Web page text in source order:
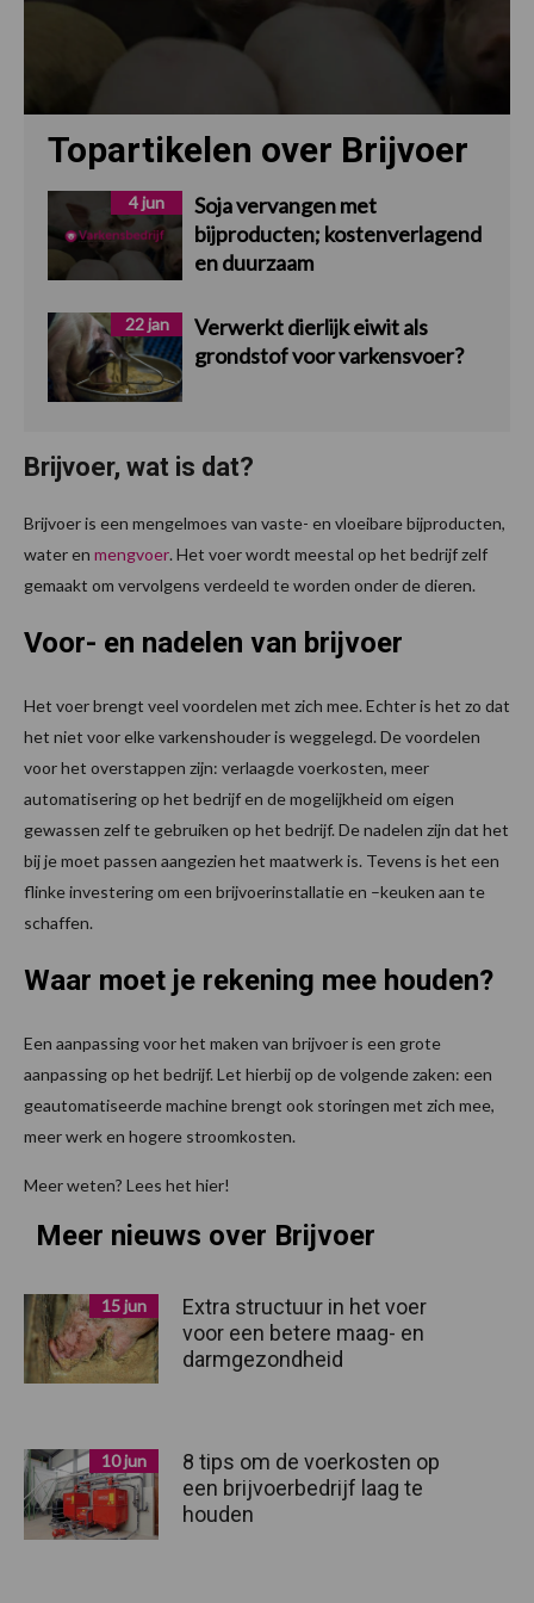
Topartikelen over Brijvoer
4 jun
Soja vervangen met
bijproducten; kostenverlagend
en duurzaam
22 jan
Verwerkt dierlijk eiwit als
grondstof voor varkensvoer?
Brijvoer, wat is dat?
Brijvoer is een mengelmoes van vaste- en vloeibare bijproducten,
water en mengvoer. Het voer wordt meestal op het bedrijf zelf
gemaakt om vervolgens verdeeld te worden onder de dieren.
Voor- en nadelen van brijvoer
Het voer brengt veel voordelen met zich mee. Echter is het zo dat
het niet voor elke varkenshouder is weggelegd. De voordelen
voor het overstappen zijn: verlaagde voerkosten, meer
automatisering op het bedrijf en de mogelijkheid om eigen
gewassen zelf te gebruiken op het bedrijf. De nadelen zijn dat het
bij je moet passen aangezien het maatwerk is. Tevens is het een
flinke investering om een brijvoerinstallatie en –keuken aan te
schaffen.
Waar moet je rekening mee houden?
Een aanpassing voor het maken van brijvoer is een grote
aanpassing op het bedrijf. Let hierbij op de volgende zaken: een
geautomatiseerde machine brengt ook storingen met zich mee,
meer werk en hogere stroomkosten.
Meer weten? Lees het hier!
Meer nieuws over Brijvoer
15 jun
Extra structuur in het voer
voor een betere maag- en
darmgezondheid
10 jun
8 tips om de voerkosten op
een brijvoerbedrijf laag te
houden